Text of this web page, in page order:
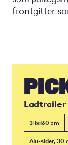
frontgitter
Ladtrailer
311x160 cm
Alu-sider, 30